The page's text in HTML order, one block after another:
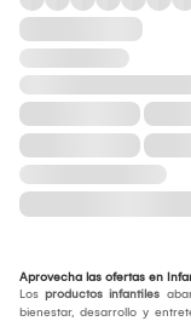
Aprovecha las ofertas en
Los productos infantiles
bienestar, desarrollo y